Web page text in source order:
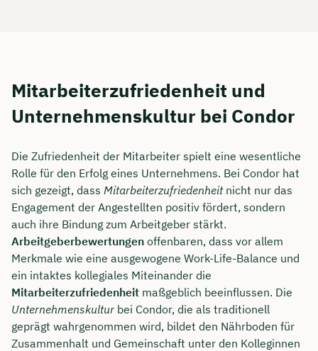
Mitarbeiterzufriedenheit und
Unternehmenskultur bei Condor
Die Zufriedenheit der Mitarbeiter spielt eine wesentliche
Rolle für den Erfolg eines Unternehmens. Bei Condor hat
sich gezeigt, dass Mitarbeiterzufriedenheitnicht nur das
Engagement der Angestellten positiv fördert, sondern
auch ihre Bindung zum Arbeitgeber stärkt.
Arbeitgeberbewertungen offenbaren, dass vor allem
Merkmale wie eine ausgewogene Work-Life-Balance und
ein intaktes kollegiales Miteinander die
Mitarbeiterzufriedenheit maßgeblich beeinflussen. Die
Unternehmenskultur bei Condor, die als traditionell
geprägt wahrgenommen wird, bildet den Nährboden für
Zusammenhalt und Gemeinschaft unter den Kolleginnen